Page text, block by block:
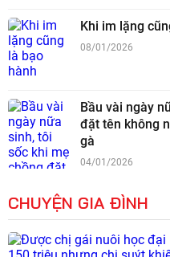
Khi im lặng
08/01/2026
Bầu vài ngày
đặt tên không
gà
04/01/2026
CHUYỆN GIA ĐÌNH